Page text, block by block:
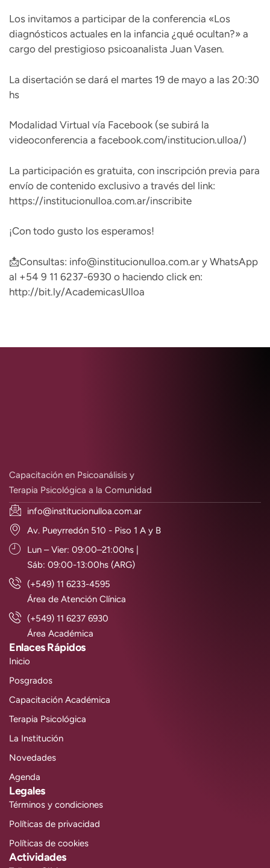
Los invitamos a participar de la conferencia «Los
diagnósticos actuales en la infancia ¿qué ocultan?» a
cargo del prestigioso psicoanalista Juan Vasen.
La disertación se dará el martes 19 de mayo a las 20:30
hs
Modalidad Virtual vía Facebook (se subirá la
videoconferencia a facebook.com/institucion.ulloa/)
La participación es gratuita, con inscripción previa para
envío de contenido exclusivo a través del link:
https://institucionulloa.com.ar/inscribite
¡Con todo gusto los esperamos!
📩Consultas: info@institucionulloa.com.ar y WhatsApp
al +54 9 11 6237-6930 o haciendo click en:
http://bit.ly/AcademicasUlloa
Capacitación en Psicoanálisis y
Terapia Psicológica a la Comunidad
info@institucionulloa.com.ar
Av. Pueyrredón 510 - Piso 1 A y B
Lun – Vier: 09:00–21:00hs |
Sáb: 09:00-13:00hs (ARG)
(+549) 11 6233-4595
Área de Atención Clínica
(+549) 11 6237 6930
Área Académica
Enlaces Rápidos
Inicio
Posgrados
Capacitación Académica
Terapia Psicológica
La Institución
Novedades
Agenda
Legales
Términos y condiciones
Políticas de privacidad
Políticas de cookies
Actividades